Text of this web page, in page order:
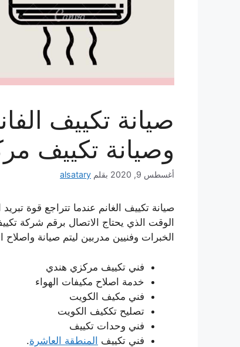
وصيانة تكييف
أغسطس 9, 2020 بقلم alsatary
صيانة تكييف الغانم عندما تتراجع قوة
الوقت الذي يحتاج الاتصال برقم شركة
الخبرات وفنيين مدربين ليتم صيانة
فني تكييف مركزي هندي
خدمة اصلاح مكيفات الهواء
فني مكيف الكويت
تصليح تككيف الكويت
فني وحدات تكييف
فني تكييف المنطقة العاشرة.